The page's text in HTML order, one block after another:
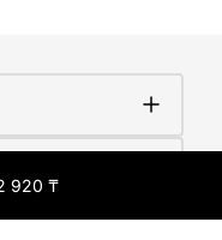
920 ₸